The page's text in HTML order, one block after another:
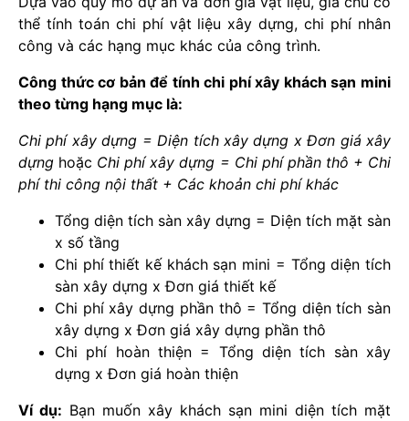
thể tính toán chi phí vật liệu xây dựng, chi phí nhân
công và các hạng mục khác của công trình.
Công thức cơ bản để tính chi phí xây khách sạn mini
theo từng hạng mục là:
Chi phí xây dựng = Diện tích xây dựng x Đơn giá xây
dựng hoặc Chi phí xây dựng = Chi phí phần thô + Chi
phí thi công nội thất + Các khoản chi phí khác
Tổng diện tích sàn xây dựng = Diện tích mặt sàn
x số tầng
Chi phí thiết kế khách sạn mini = Tổng diện tích
sàn xây dựng x Đơn giá thiết kế
Chi phí xây dựng phần thô = Tổng diện tích sàn
xây dựng x Đơn giá xây dựng phần thô
Chi phí hoàn thiện = Tổng diện tích sàn xây
dựng x Đơn giá hoàn thiện
Ví dụ: Bạn muốn xây khách sạn mini diện tích mặt